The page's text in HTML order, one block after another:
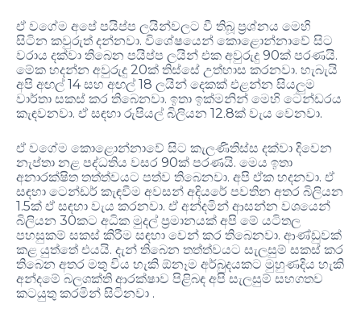
ඒ වගේම අපේ පයිප්ප ලයින්වලට වී තිබූ ප්‍රශ්නය මෙහි
සිටින කවුරුත් දන්නවා. විශේෂයෙන් කොළොන්නාවේ සිට
වරාය දක්වා තිබෙන පයිප්ප ලයින් එක අවුරුදු 90ක් පරණයි.
මේක හදන්න අවුරුදු 20ක් තිස්සේ උත්හාස කරනවා. හැබැයි
අපි අඟල් 14 සහ අඟල් 18 ලයින් දෙකක් එළන්න සියලුම
වාර්තා සකස් කර තිබෙනවා. ඉතා ඉක්මනින් මෙහි ටෙන්ඩරය
කැඳවනවා. ඒ සඳහා රුපියල් බිලියන 12.8ක් වැය වෙනවා.
ඒ වගේම කොළොන්නාවේ සිට කැලණිතිස්ස දක්වා දිවෙන
නැප්තා නළ පද්ධතිය වසර 90ක් පරණයි. මෙය ඉතා
අනාරක්ෂිත තත්ත්වයට පත්ව තිබෙනවා. අපි ඒක හදනවා. ඒ
සඳහා ටෙන්ඩර් කැඳවීම අවසන් අදියරේ පවතින අතර බිලියන
1.5ක් ඒ සඳහා වැය කරනවා. ඒ අන්දමින් ආසන්න වශයෙන්
බිලියන 30කට අධික මුදල් ප්‍රමානයක් අපි මේ යටිතල
පහසුකම් සකස් කිරීම සඳහා වෙන් කර තිබෙනවා. ආණ්ඩුවක්
කළ යුත්තේ එයයි. දැන් තිබෙන තත්ත්වයට සැලසුම් සකස් කර
තිබෙන අතර මතු විය හැකි ඕනෑම අර්බුදයකට මුහුණදිය හැකි
අන්දමේ බලශක්ති ආරක්ෂාව පිළිබඳ අපි සැලසුම් සහගතව
කටයුතු කරමින් සිටිනවා .